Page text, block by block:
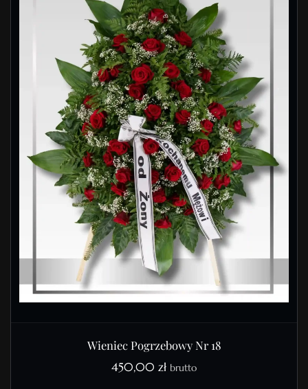
Wieniec Pogrzebowy Nr 18
450,00 zł brutto